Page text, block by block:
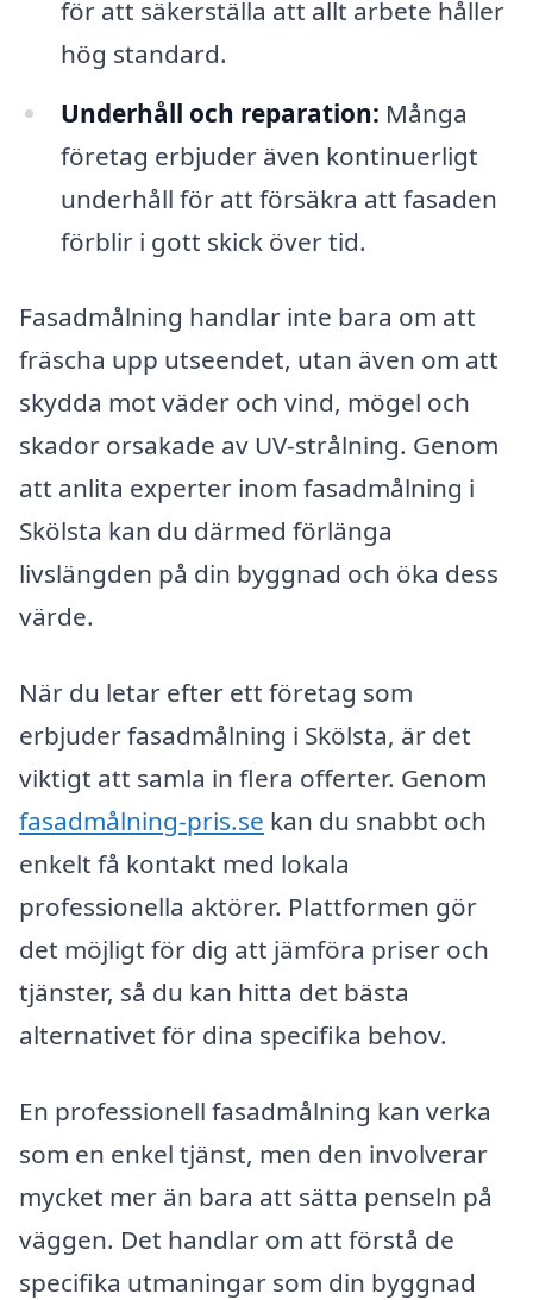
för att säkerställa att allt arbete håller
hög standard.
Underhåll och reparation: Många
företag erbjuder även kontinuerligt
underhåll för att försäkra att fasaden
förblir i gott skick över tid.
Fasadmålning handlar inte bara om att
fräscha upp utseendet, utan även om att
skydda mot väder och vind, mögel och
skador orsakade av UV-strålning. Genom
att anlita experter inom fasadmålning i
Skölsta kan du därmed förlänga
livslängden på din byggnad och öka dess
värde.
När du letar efter ett företag som
erbjuder fasadmålning i Skölsta, är det
viktigt att samla in flera offerter. Genom
fasadmålning-pris.se kan du snabbt och
enkelt få kontakt med lokala
professionella aktörer. Plattformen gör
det möjligt för dig att jämföra priser och
tjänster, så du kan hitta det bästa
alternativet för dina specifika behov.
En professionell fasadmålning kan verka
som en enkel tjänst, men den involverar
mycket mer än bara att sätta penseln på
väggen. Det handlar om att förstå de
specifika utmaningar som din byggnad